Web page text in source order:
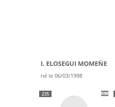
I. ELOSEGUI MOMEÑE
né le 06/03/1998
235